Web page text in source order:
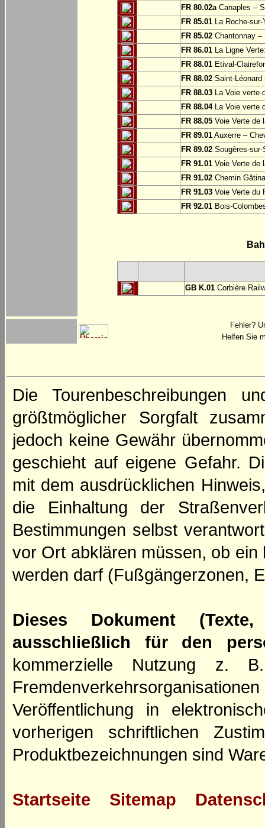
FR 80.02aCanaples –
FR 85.01 La Roche-
FR 85.02 Chantonnay –
FR 86.01 La Ligne
FR 88.01 Etival-
FR 88.02 Saint-Léonard
FR 88.03 La Voie verte
FR 88.04La Voie verte
FR 88.05 Voie Verte de
FR 89.01 Auxerre –
FR 89.02 Sougères-
FR 91.01 Voie Verte de
FR 91.02 Chemin
FR 91.03 Voie Verte du
FR 92.01 Bois-
GB K.01 Corbière
Fehler?
Helfen Sie
Die Tourenbeschreibungen
größtmöglicher Sorgfalt
jedoch keine Gewähr
geschieht auf eigene Gefahr.
mit dem ausdrücklichen
die Einhaltung der
Bestimmungen selbst
vor Ort abklären müssen, ob
werden darf (Fußgängerzonen,
Dieses Dokument
ausschließlich für den
kommerzielle Nutzung z.
Veröffentlichung in
vorherigen schriftlichen
Produktbezeichnungen sind
Startseite Sitemap